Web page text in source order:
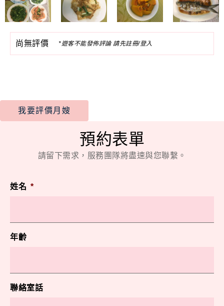
尚無評價 *遊客不能發佈評論 請先註冊/登入
我要評價月嫂
預約表單
請留下需求，服務團隊將盡速與您聯繫。
姓名 *
年齡
聯絡室話